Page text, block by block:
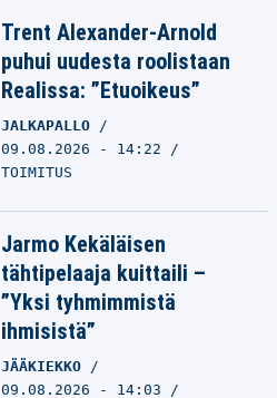
Trent Alexander-Arnold
puhui uudesta roolistaan
Realissa: ”Etuoikeus”
JALKAPALLO
09.08.2026 - 14:22
TOIMITUS
Jarmo Kekäläisen
tähtipelaaja kuittaili –
”Yksi tyhmimmistä
ihmisistä”
JÄÄKIEKKO
09.08.2026 - 14:03